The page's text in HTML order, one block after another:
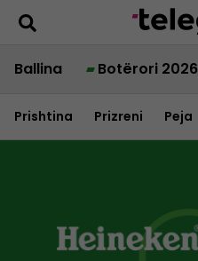
Ballina Botërori 2026
Prishtina Prizreni Peja